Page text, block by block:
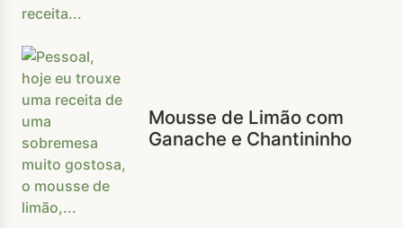
Mousse de Limão com
Ganache e Chantininho